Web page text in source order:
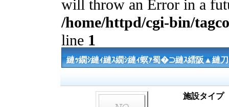
will throw an Error in a
/home/httpd/cgi-bin/
line 1
縺ｯ繝ｼ縺ｨ縺ｽ繝ｼ縺ｨ螟ｧ蜀�⊃縺ｽ繧阪▲縺
施設タイプ